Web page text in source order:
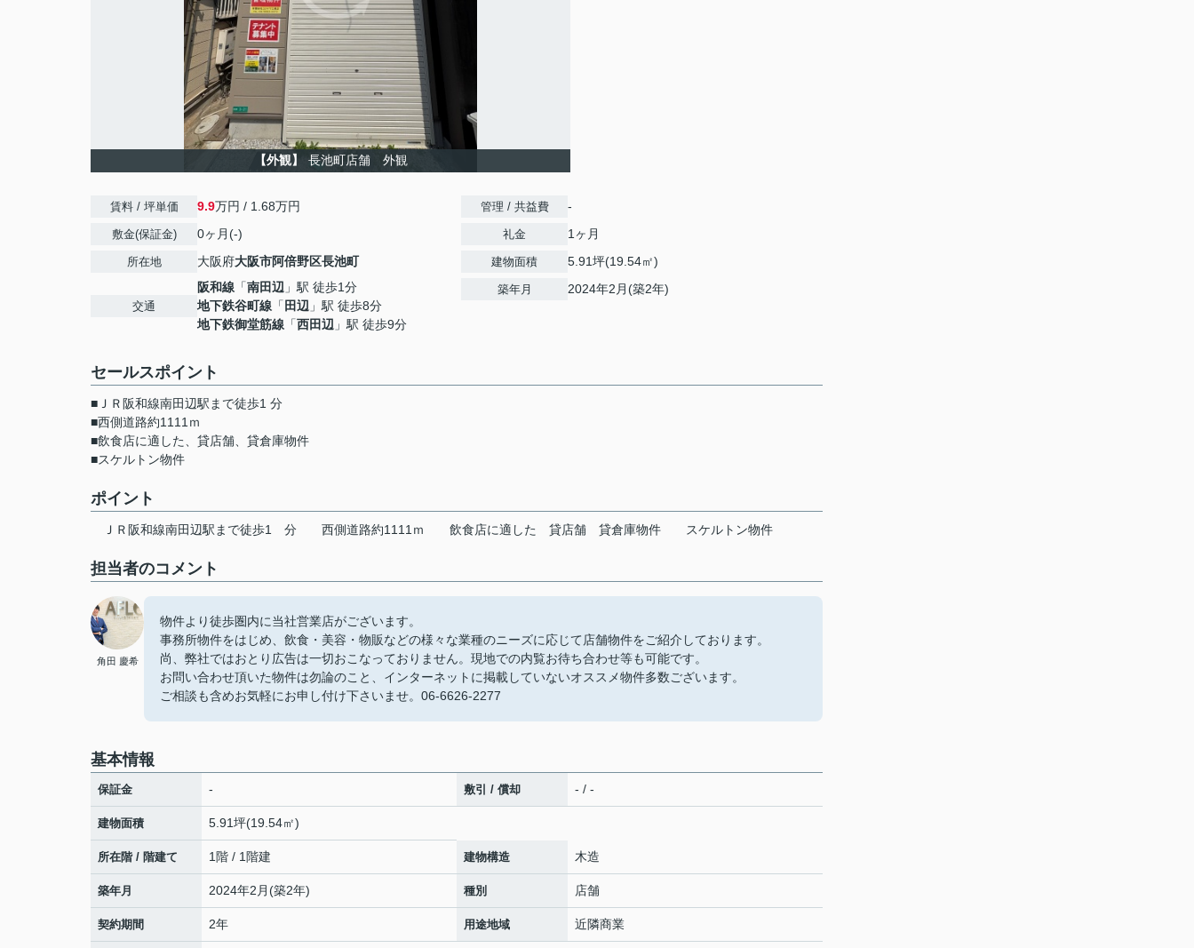
【外観】 長池町店舗 外観
賃料 / 坪単価 9.9万円 / 1.68万円
敷金(保証金) 0ヶ月(-)
所在地 大阪府大阪市阿倍野区長池町
交通
阪和線 「南田辺 」駅 徒歩1分
地下鉄谷町線 「 田辺 」駅 徒歩8分
地下鉄御堂筋線 「西田辺 」駅 徒歩9分
管理 / 共益費 -
礼金 1ヶ月
建物面積 5.91坪(19.54㎡)
築年月 2024年2月(築2年)
セールスポイント
■ＪＲ阪和線南田辺駅まで徒歩1 分
■西側道路約1111ｍ
■飲食店に適した、貸店舗、貸倉庫物件
■スケルトン物件
ポイント
ＪＲ阪和線南田辺駅まで徒歩1 分 西側道路約1111ｍ 飲食店に適した 貸店舗 貸倉庫物件 スケルトン物件
担当者のコメント
角田 慶希
物件より徒歩圏内に当社営業店がございます。
事務所物件をはじめ、飲食・美容・物販などの様々な業種のニーズに応じて店舗物件をご紹介しております。
尚、弊社ではおとり広告は一切おこなっておりません。現地での内覧お待ち合わせ等も可能です。
お問い合わせ頂いた物件は勿論のこと、インターネットに掲載していないオススメ物件多数ございます。
ご相談も含めお気軽にお申し付け下さいませ。06-6626-2277
基本情報
保証金 - 敷引 / 償却 - / -
建物面積 5.91坪(19.54㎡)
所在階 / 階建て 1階 / 1階建 建物構造 木造
築年月 2024年2月(築2年) 種別 店舗
契約期間 2年 用途地域 近隣商業